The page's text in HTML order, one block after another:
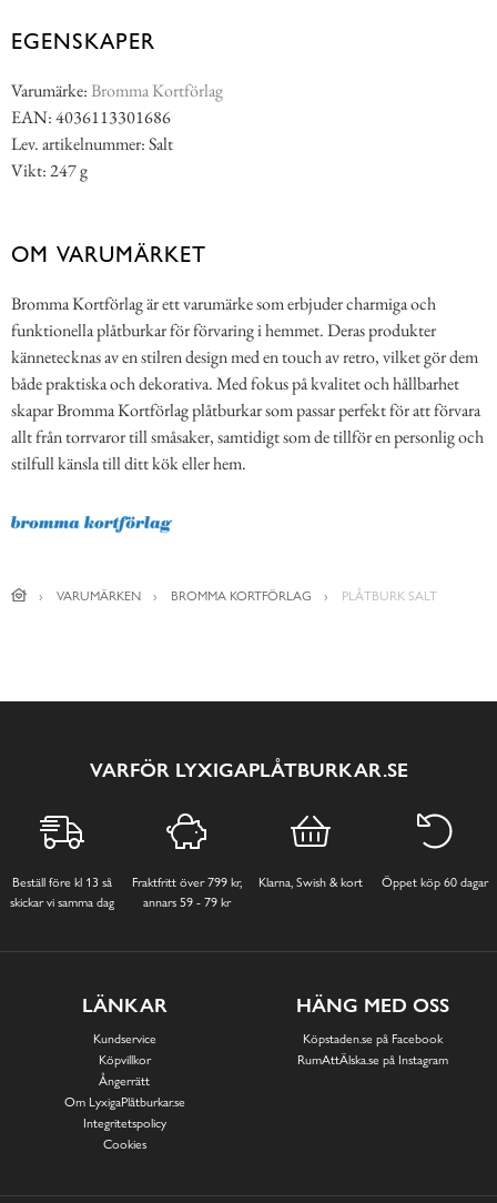
EGENSKAPER
Varumärke:Bromma Kortförlag
EAN: 4036113301686
Lev. artikelnummer: Salt
Vikt: 247 g
OM VARUMÄRKET
Bromma Kortförlag är ett varumärke som erbjuder charmiga och
funktionella plåtburkar för förvaring i hemmet. Deras produkter
kännetecknas av en stilren design med en touch av retro, vilket gör dem
både praktiska och dekorativa. Med fokus på kvalitet och hållbarhet
skapar Bromma Kortförlag plåtburkar som passar perfekt för att förvara
allt från torrvaror till småsaker, samtidigt som de tillför en personlig och
stilfull känsla till ditt kök eller hem.
VARUMÄRKEN BROMMA KORTFÖRLAG PLÅTBURK SALT
VARFÖR LYXIGAPLÅTBURKAR.SE
Beställ före kl 13 så
skickar vi samma dag
Fraktfritt över 799 kr,
annars 59 - 79 kr
Klarna, Swish & kort Öppet köp 60 dagar
LÄNKAR
Kundservice
Köpvillkor
Ångerrätt
Om LyxigaPlåtburkar.se
Integritetspolicy
Cookies
HÄNG MED OSS
Köpstaden.se på Facebook
RumAttÄlska.se på Instagram